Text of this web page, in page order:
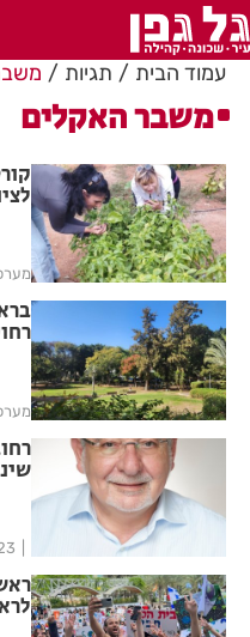
עמוד הבית תגיות
משבר האקלים